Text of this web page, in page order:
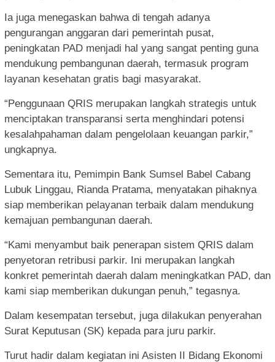
Ia juga menegaskan bahwa di tengah adanya
pengurangan anggaran dari pemerintah pusat,
peningkatan PAD menjadi hal yang sangat penting guna
mendukung pembangunan daerah, termasuk program
layanan kesehatan gratis bagi masyarakat.
“Penggunaan QRIS merupakan langkah strategis untuk
menciptakan transparansi serta menghindari potensi
kesalahpahaman dalam pengelolaan keuangan parkir,”
ungkapnya.
Sementara itu, Pemimpin Bank Sumsel Babel Cabang
Lubuk Linggau, Rianda Pratama, menyatakan pihaknya
siap memberikan pelayanan terbaik dalam mendukung
kemajuan pembangunan daerah.
“Kami menyambut baik penerapan sistem QRIS dalam
penyetoran retribusi parkir. Ini merupakan langkah
konkret pemerintah daerah dalam meningkatkan PAD, dan
kami siap memberikan dukungan penuh,” tegasnya.
Dalam kesempatan tersebut, juga dilakukan penyerahan
Surat Keputusan (SK) kepada para juru parkir.
Turut hadir dalam kegiatan ini Asisten II Bidang Ekonomi